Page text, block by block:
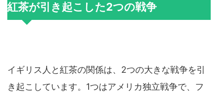
紅茶が引き起こした2つの戦争
イギリス人と紅茶の関係は、2つの大きな戦争を引
き起こしています。1つはアメリカ独立戦争で、フ